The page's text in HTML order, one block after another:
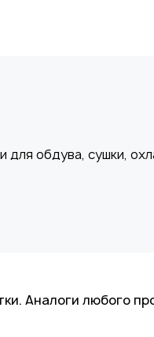
Аналоги любого